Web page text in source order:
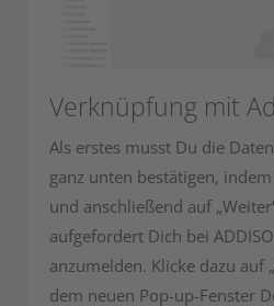
Verknüpfung mit
Als erstes musst Du die
ganz unten bestätigen,
und anschließend auf
aufgefordert Dich bei
anzumelden. Klicke dazu auf
dem neuen Pop-up-Fenster